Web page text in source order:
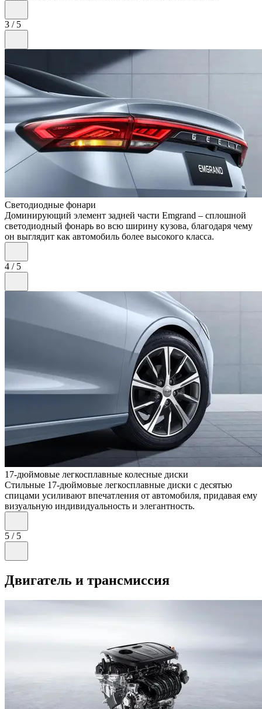
3 / 5
Светодиодные фонари
Доминирующий элемент задней части Emgrand – сплошной
светодиодный фонарь во всю ширину кузова, благодаря чему
он выглядит как автомобиль более высокого класса.
4 / 5
17-дюймовые легкосплавные колесные диски
Стильные 17-дюймовые легкосплавные диски с десятью
спицами усиливают впечатления от автомобиля, придавая ему
визуальную индивидуальность и элегантность.
5 / 5
Двигатель и трансмиссия